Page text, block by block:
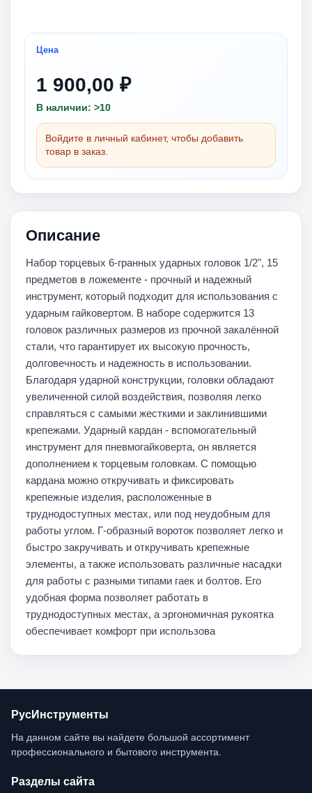
Цена
1 900,00 ₽
В наличии: >10
Войдите в личный кабинет, чтобы добавить
товар в заказ.
Описание
Набор торцевых 6-гранных ударных головок 1/2", 15
предметов в ложементе - прочный и надежный
инструмент, который подходит для использования с
ударным гайковертом. В наборе содержится 13
головок различных размеров из прочной закалённой
стали, что гарантирует их высокую прочность,
долговечность и надежность в использовании.
Благодаря ударной конструкции, головки обладают
увеличенной силой воздействия, позволяя легко
справляться с самыми жесткими и заклинившими
крепежами. Ударный кардан - вспомогательный
инструмент для пневмогайковерта, он является
дополнением к торцевым головкам. С помощью
кардана можно откручивать и фиксировать
крепежные изделия, расположенные в
труднодоступных местах, или под неудобным для
работы углом. Г-образный вороток позволяет легко и
быстро закручивать и откручивать крепежные
элементы, а также использовать различные насадки
для работы с разными типами гаек и болтов. Его
удобная форма позволяет работать в
труднодоступных местах, а эргономичная рукоятка
обеспечивает комфорт при использова
РусИнструменты
На данном сайте вы найдете большой ассортимент
профессионального и бытового инструмента.
Разделы сайта